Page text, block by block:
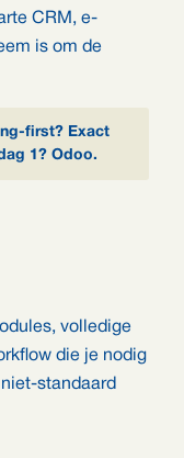
CRM, e-
is om de
first? Exact
1? Odoo.
volledige
die je nodig
standaard